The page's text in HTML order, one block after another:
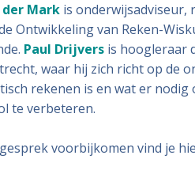
der Markis onderwijsadviseur,
Ontwikkeling van Reken-
Paul Drijversis hoogleraar
waar hij zich richt op de
rekenen is en wat er
te verbeteren.
voorbijkomen vind je